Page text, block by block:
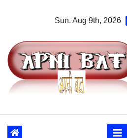
Sun. Aug 9th, 2026